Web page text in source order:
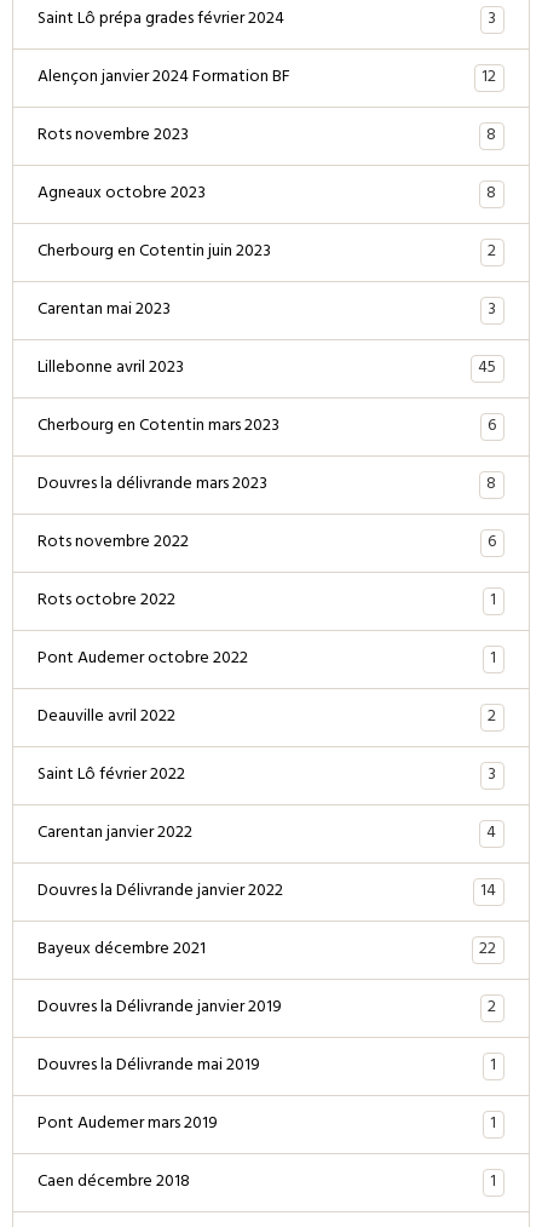
Saint Lô prépa grades février 2024
3
Alençon janvier 2024 Formation BF
12
Rots novembre 2023
8
Agneaux octobre 2023
8
Cherbourg en Cotentin juin 2023
2
Carentan mai 2023
3
Lillebonne avril 2023
45
Cherbourg en Cotentin mars 2023
6
Douvres la délivrande mars 2023
8
Rots novembre 2022
6
Rots octobre 2022
1
Pont Audemer octobre 2022
1
Deauville avril 2022
2
Saint Lô février 2022
3
Carentan janvier 2022
4
Douvres la Délivrande janvier 2022
14
Bayeux décembre 2021
22
Douvres la Délivrande janvier 2019
2
Douvres la Délivrande mai 2019
1
Pont Audemer mars 2019
1
Caen décembre 2018
1